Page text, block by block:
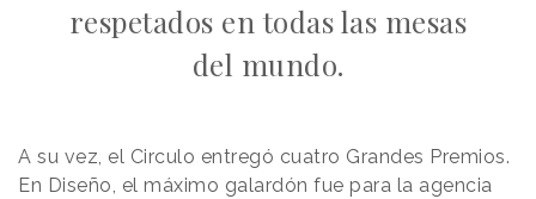
respetados en todas las mesas
del mundo.
A su vez, el Circulo entregó cuatro Grandes Premios.
En Diseño, el máximo galardón fue para la agencia